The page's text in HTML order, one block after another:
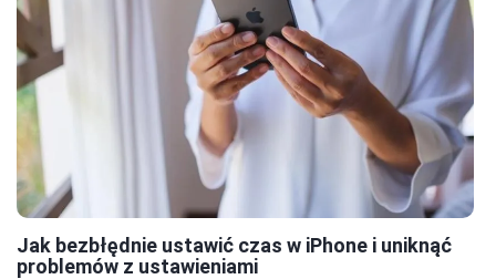
Jak bezbłędnie ustawić czas w iPhone i uniknąć
problemów z ustawieniami